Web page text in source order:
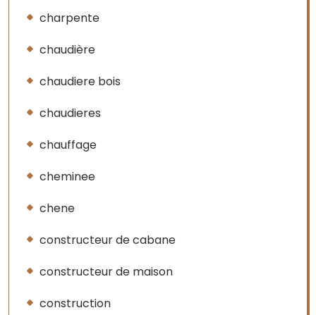
charpente
chaudière
chaudiere bois
chaudieres
chauffage
cheminee
chene
constructeur de cabane
constructeur de maison
construction